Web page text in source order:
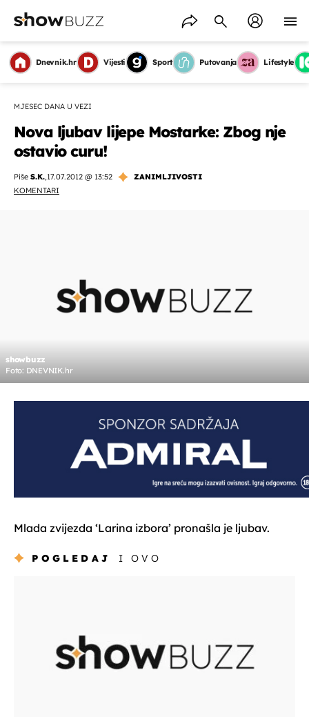
Dnevnik.hr Vijesti Sport Putovanja Lifestyle
MJESEC DANA U VEZI
Nova ljubav lijepe Mostarke: Zbog nje
ostavio curu!
Piše S.K.,17.07.2012 @ 13:52
ZANIMLJIVOSTI
KOMENTARI
showbuzz
Foto: DNEVNIK.hr
Mlada zvijezda ‘Larina izbora’ pronašla je ljubav.
POGLEDAJ I OVO